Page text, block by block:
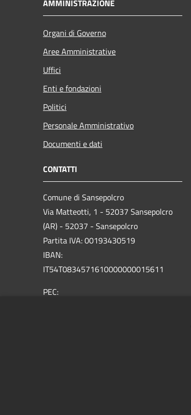
AMMINISTRAZIONE
Organi di Governo
Aree Amministrative
Uffici
Enti e fondazioni
Politici
Personale Amministrativo
Documenti e dati
CONTATTI
Comune di Sansepolcro
Via Matteotti, 1 - 52037 Sansepolcro
(AR) - 52037 - Sansepolcro
Partita IVA: 00193430519
IBAN:
IT54T0834571610000000015611
PEC: